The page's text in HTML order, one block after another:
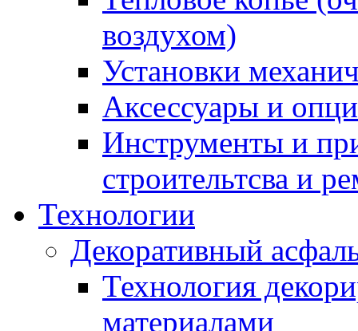
воздухом)
Установки
Аксессуары и
Инструменты и
строительтсва и
Технологии
Декоративный
Технология
материалами